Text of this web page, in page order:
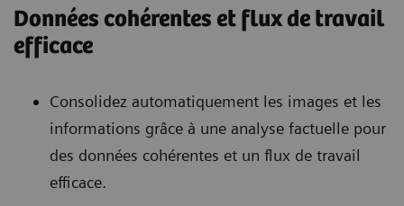
Données cohérentes et flux de travail
efficace
Consolidez automatiquement les images et les
informations grâce à une analyse factuelle pour
des données cohérentes et un flux de travail
efficace.